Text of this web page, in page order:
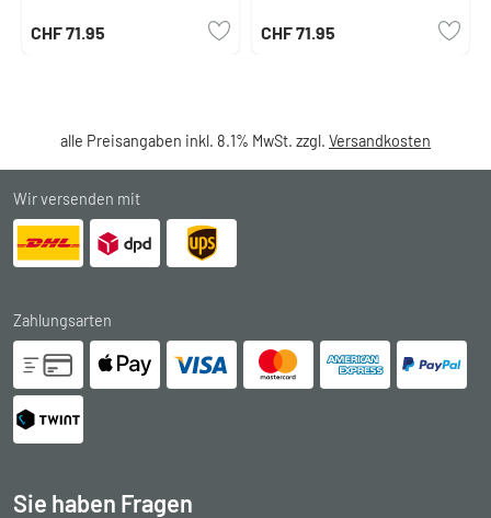
CHF 71.95 CHF 71.95
alle Preisangaben inkl. 8.1% MwSt. zzgl. Versandkosten
Wir versenden mit
Zahlungsarten
Sie haben Fragen